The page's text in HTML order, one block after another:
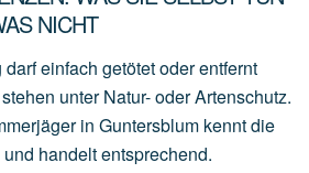
NICHT
einfach getötet oder entfernt
unter Natur- oder Artenschutz.
in Guntersblum kennt die
handelt entsprechend.